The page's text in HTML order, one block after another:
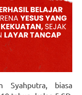
Syahputra, biasa